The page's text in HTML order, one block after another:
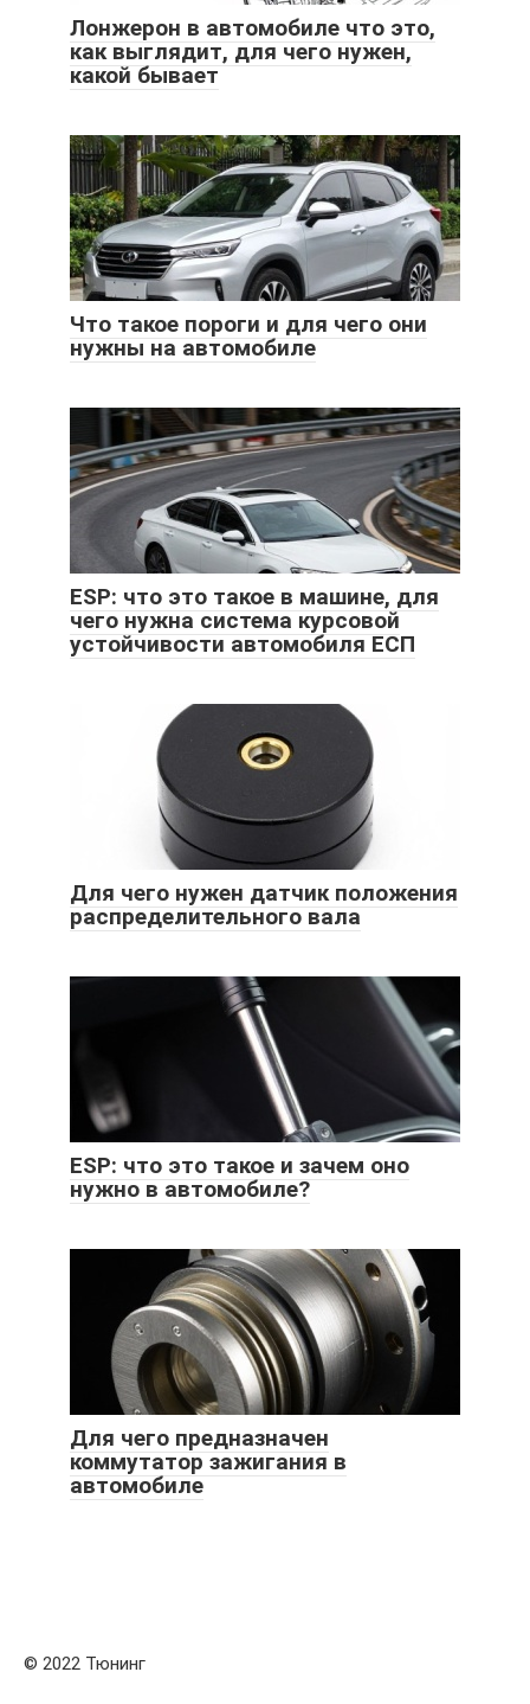
Лонжерон в автомобиле что это,
как выглядит, для чего нужен,
какой бывает
Что такое пороги и для чего они
нужны на автомобиле
ESP: что это такое в машине, для
чего нужна система курсовой
устойчивости автомобиля ЕСП
Для чего нужен датчик положения
распределительного вала
ESP: что это такое и зачем оно
нужно в автомобиле?
Для чего предназначен
коммутатор зажигания в
автомобиле
© 2022 Тюнинг